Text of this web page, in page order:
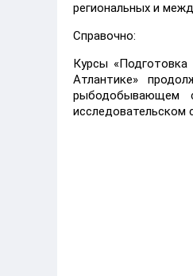
региональных и
Справочно:
Курсы
Атлантике»
рыбодобывающем
исследовательском